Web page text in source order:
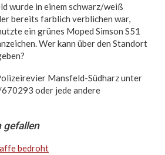
wurde in einem schwarz/weiß
bereits farblich verblichen war,
ein grünes Moped Simson S51
Wer kann über den Standort
Mansfeld-Südharz unter
oder jede andere
gefallen
bedroht